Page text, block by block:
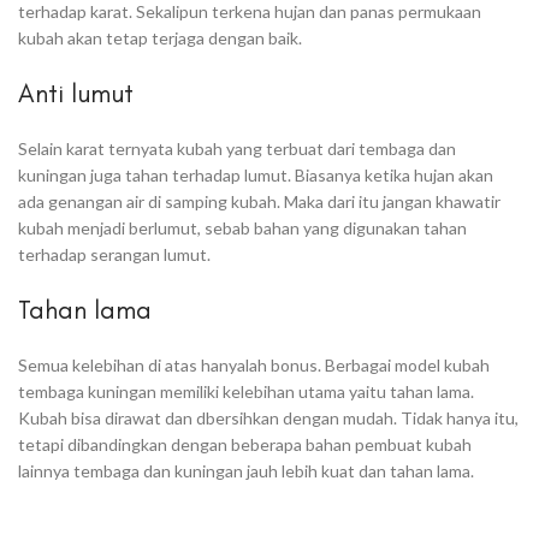
terhadap karat. Sekalipun terkena hujan dan panas permukaan
kubah akan tetap terjaga dengan baik.
Anti lumut
Selain karat ternyata kubah yang terbuat dari tembaga dan
kuningan juga tahan terhadap lumut. Biasanya ketika hujan akan
ada genangan air di samping kubah. Maka dari itu jangan khawatir
kubah menjadi berlumut, sebab bahan yang digunakan tahan
terhadap serangan lumut.
Tahan lama
Semua kelebihan di atas hanyalah bonus. Berbagai model kubah
tembaga kuningan memiliki kelebihan utama yaitu tahan lama.
Kubah bisa dirawat dan dbersihkan dengan mudah. Tidak hanya itu,
tetapi dibandingkan dengan beberapa bahan pembuat kubah
lainnya tembaga dan kuningan jauh lebih kuat dan tahan lama.